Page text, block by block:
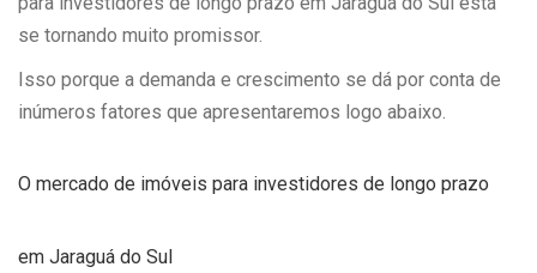
se tornando muito promissor.
Isso porque a demanda e crescimento se dá por conta de
inúmeros fatores que apresentaremos logo abaixo.
O mercado de imóveis para investidores de longo prazo
em Jaraguá do Sul